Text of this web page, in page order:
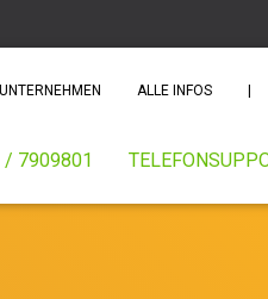
UNTERNEHMEN ALLE INFOS
/ 7909801